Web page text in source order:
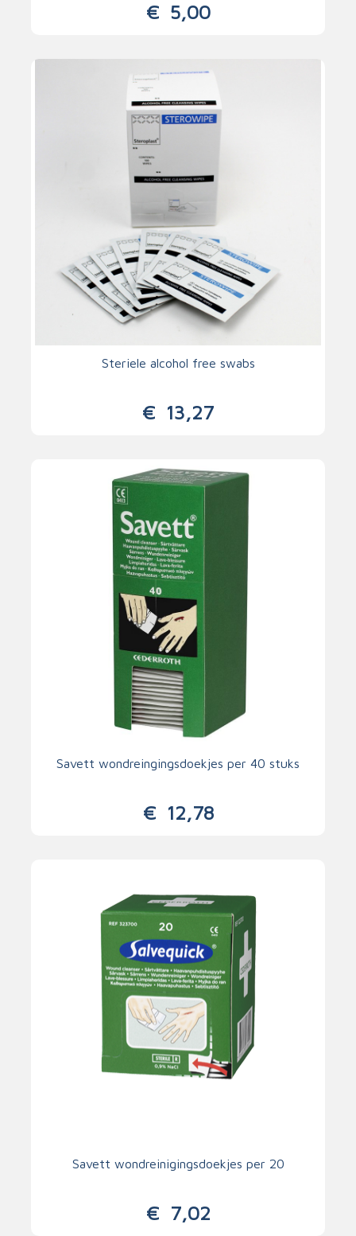
€5,00
Steriele alcohol free swabs
€ 13,27
Savett wondreingingsdoekjes per 40 stuks
€12,78
Savett wondreinigingsdoekjes per 20
€7,02